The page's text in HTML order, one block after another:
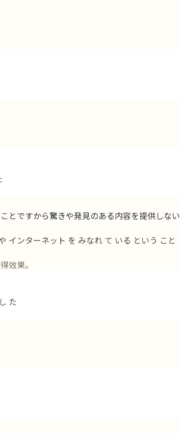
とですから驚きや発見のある内容を提供しない
インターネット を みなれ て いる という こと
效果。
た